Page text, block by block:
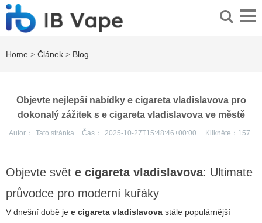
Home > Článek > Blog
Objevte nejlepší nabídky e cigareta vladislavova pro
dokonalý zážitek s e cigareta vladislavova ve městě
Autor： Tato stránka Čas： 2025-10-27T15:48:46+00:00 Klikněte： 157
Objevte svět e cigareta vladislavova: Ultimate
průvodce pro moderní kuřáky
V dnešní době je e cigareta vladislavova stále populárnější